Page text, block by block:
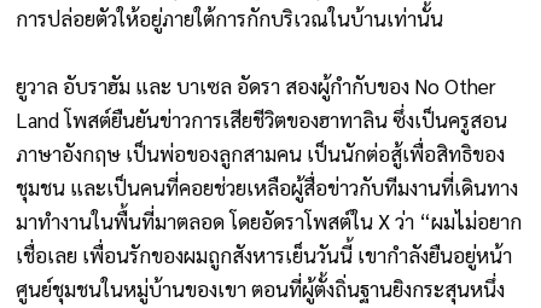
การปล่อยตัวให้อยู่ภายใต้การกักบริเวณในบ้านเท่านั้น
ยูวาล อับราฮัม และ บาเซล อัดรา สองผู้กำกับของ No Other
Land โพสต์ยืนยันข่าวการเสียชีวิตของฮาทาลิน ซึ่งเป็นครูสอน
ภาษาอังกฤษ เป็นพ่อของลูกสามคน เป็นนักต่อสู้เพื่อสิทธิของ
ชุมชน และเป็นคนที่คอยช่วยเหลือผู้สื่อข่าวกับทีมงานที่เดินทาง
มาทำงานในพื้นที่มาตลอด โดยอัดราโพสต์ใน X ว่า “ผมไม่อยาก
เชื่อเลย เพื่อนรักของผมถูกสังหารเย็นวันนี้ เขากำลังยืนอยู่หน้า
ศูนย์ชุมชนในหมู่บ้านของเขา ตอนที่ผู้ตั้งถิ่นฐานยิงกระสุนหนึ่ง